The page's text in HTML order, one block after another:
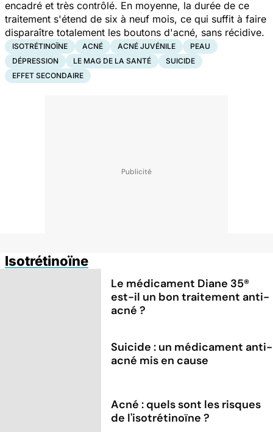
encadré et très contrôlé. En moyenne, la durée de ce
traitement s'étend de six à neuf mois, ce qui suffit à faire
disparaître totalement les boutons d'acné, sans récidive.
ISOTRÉTINOÏNE ACNÉ ACNÉ JUVÉNILE
PEAU
DÉPRESSION
LE MAG DE LA SANTÉ
SUICIDE
EFFET SECONDAIRE
Isotrétinoïne
Le médicament Diane 35®
est-il un bon traitement anti-
acné ?
Suicide : un médicament anti-
acné mis en cause
Acné : quels sont les risques
de l'isotrétinoïne ?